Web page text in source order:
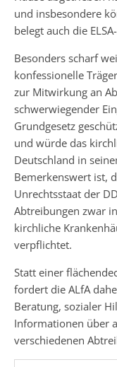
und insbesondere
belegt auch die
Besonders scharf
konfessionelle
zur Mitwirkung an
schwerwiegender
Grundgesetz
und würde das
Deutschland in
Bemerkenswert ist,
Unrechtsstaat der
Abtreibungen zwar
kirchliche
verpflichtet.
Statt einer
fordert die ALfA
Beratung, sozialer
Informationen über
verschiedenen